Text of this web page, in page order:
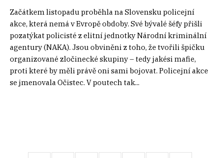
Začátkem listopadu proběhla na Slovensku policejní
akce, která nemá v Evropě obdoby. Své bývalé šéfy přišli
pozatýkat policisté z elitní jednotky Národní kriminální
agentury (NAKA). Jsou obviněni z toho, že tvořili špičku
organizované zločinecké skupiny – tedy jakési mafie,
proti které by měli právě oni sami bojovat. Policejní akce
se jmenovala Očistec. V poutech tak...